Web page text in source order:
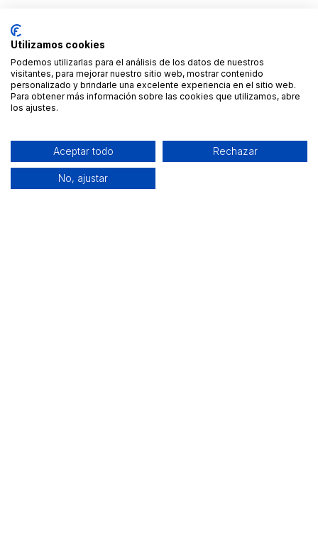
Utilizamos cookies
Podemos utilizarlas para el análisis de los datos de nuestros
visitantes, para mejorar nuestro sitio web, mostrar contenido
personalizado y brindarle una excelente experiencia en el sitio web.
Para obtener más información sobre las cookies que utilizamos, abre
los ajustes.
Aceptar todo Rechazar
No, ajustar